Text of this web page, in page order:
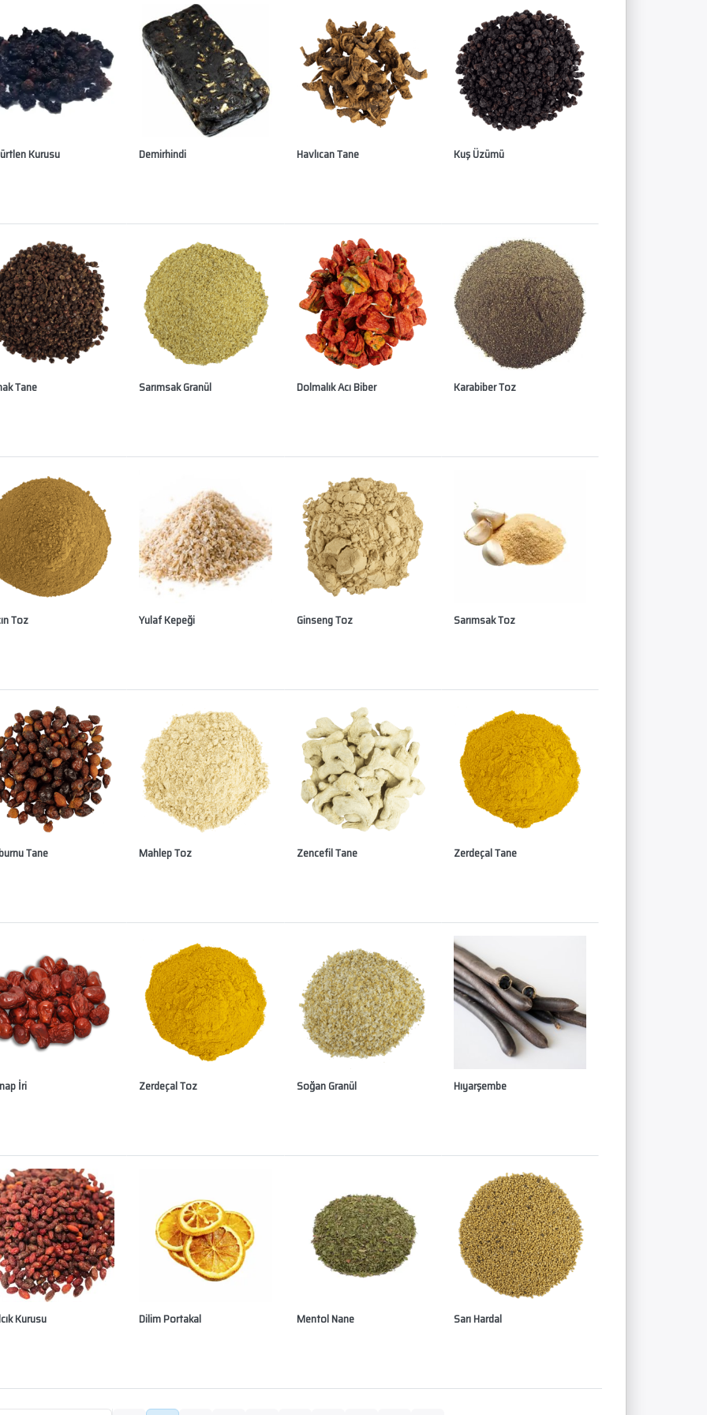
Kurusu Demirhindi Havlıcan Tane Kuş Üzümü
Tane Sarımsak Granül Dolmalık Acı Biber Karabiber Toz
Toz Yulaf Kepeği Ginseng Toz Sarımsak Toz
Tane Mahlep Toz Zencefil Tane Zerdeçal Tane
İri Zerdeçal Toz Soğan Granül Hıyarşembe
Kurusu Dilim Portakal Mentol Nane Sarı Hardal